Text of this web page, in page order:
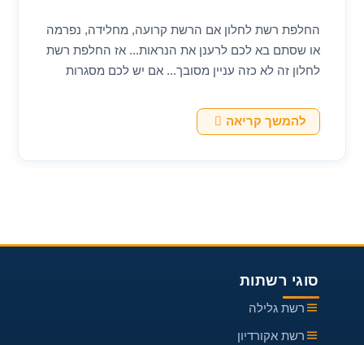
החלפת רשת לחלון אם הרשת קרועה, מחלידה, נפרמה
או שסתם בא לכם לרענן את הנראות... אז החלפת רשת
לחלון זה לא כזה עניין מסובך... אם יש לכם מסגרות
להמשך קריאההחלפת
רשת
סוגי רשתות
רשת גלילה
רשת אקורדיון